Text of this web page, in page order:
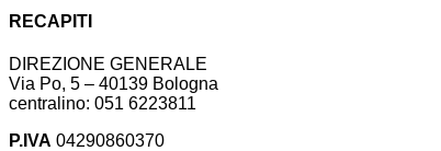
RECAPITI
DIREZIONE GENERALE
Via Po, 5 – 40139 Bologna
centralino: 051 6223811
P.IVA 04290860370